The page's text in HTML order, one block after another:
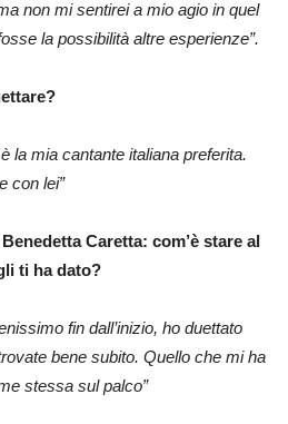
non mi sentirei a mio agio in quel
la possibilità altre esperienze”.
la mia cantante italiana preferita.
con lei”
Caretta: com’è stare al
ti ha dato?
fin dall’inizio, ho duettato
bene subito. Quello che mi ha
stessa sul palco”